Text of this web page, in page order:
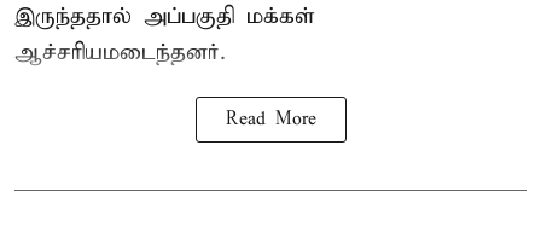
இருந்ததால் அப்பகுதி மக்கள்
ஆச்சரியமடைந்தனர்.
Read More